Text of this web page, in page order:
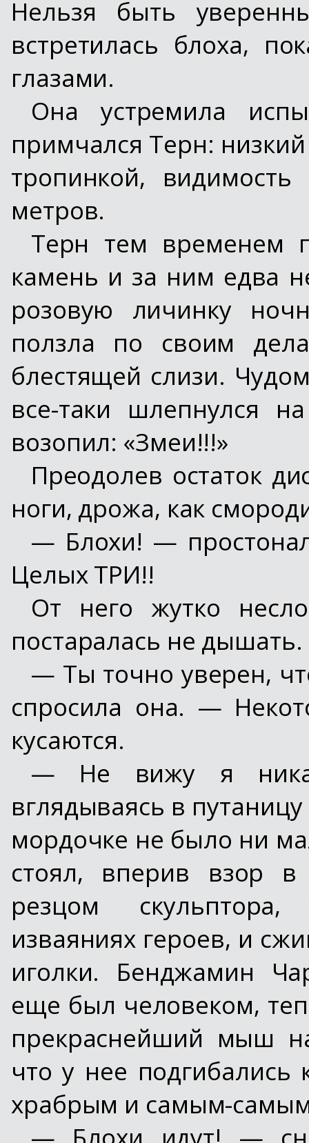
Нельзя быть
встретилась блоха,
глазами.
Она устремила
примчался Терн:
тропинкой,
метров.
Терн тем временем
камень и за ним едва
розовую личинку
ползла по своим
блестящей слизи.
все-таки шлепнулся
возопил: «Змеи!!!»
Преодолев остаток
ноги, дрожа, как
— Блохи! —
Целых ТРИ!!
От него жутко
постаралась не дышать.
— Ты точно уверен,
спросила она. —
кусаются.
— Не вижу я
вглядываясь в
мордочке не было ни
стоял, вперив взор
резцом
изваяниях героев, и
иголки. Бенджамин
еще был человеком,
прекраснейший мыш
что у нее
храбрым и самым-